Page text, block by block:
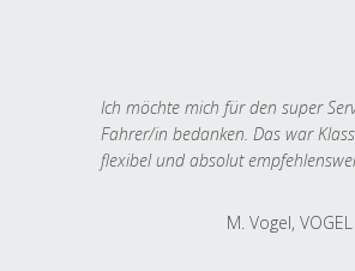
Ich möchte mich für den super
Fahrer/in bedanken. Das war
flexibel und absolut
M. Vogel,